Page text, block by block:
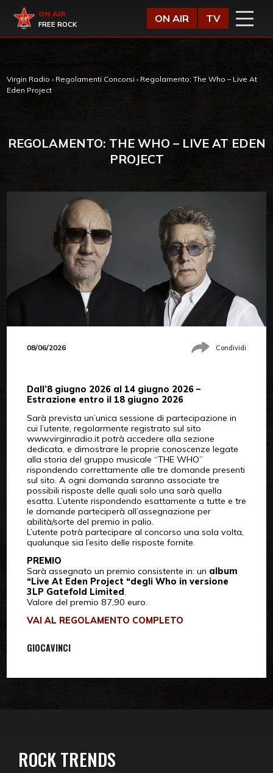
Virgin Radio
ON AIR
FREE ROCK
ON AIR TV
Virgin Radio › Regolamenti Concorsi › Regolamento: The Who – Live At
Eden Project
REGOLAMENTO: THE WHO – LIVE AT EDEN
PROJECT
08/06/2026 Condividi
Dall’8 giugno 2026 al 14 giugno 2026 –
Estrazione entro il 18 giugno 2026
Sarà prevista un’unica sessione di partecipazione in
cui l’utente, regolarmente registrato sul sito
www.virginradio.it potrà accedere alla sezione
dedicata, e dimostrare le proprie conoscenze legate
alla storia del gruppo musicale “THE WHO”
rispondendo correttamente alle tre domande presenti
sul sito. A ogni domanda saranno associate tre
possibili risposte delle quali solo una sarà quella
esatta. L’utente rispondendo esattamente a tutte e tre
le domande parteciperà all’assegnazione per
abilità/sorte del premio in palio.
L’utente potrà partecipare al concorso una sola volta,
qualunque sia l’esito delle risposte fornite.
PREMIO
Sarà assegnato un premio consistente in: un album
“Live At Eden Project “degli Who in versione
3LP Gatefold Limited.
Valore del premio 87,90 euro.
VAI AL REGOLAMENTO COMPLETO
GIOCAVINCI
ROCK TRENDS